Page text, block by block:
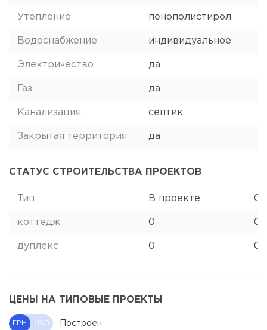
Утепление пенополистирол
Водоснабжение индивидуальное
Электричество да
Газ да
Канализация септик
Закрытая территория да
СТАТУС СТРОИТЕЛЬСТВА ПРОЕКТОВ
Тип В проекте
коттедж 0 0
дуплекс 0 0
ЦЕНЫ НА ТИПОВЫЕ ПРОЕКТЫ
ГРН USD Построен